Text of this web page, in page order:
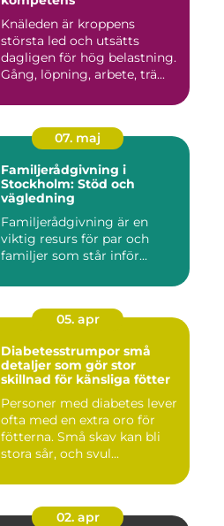
Knäleden är kroppens
största led och utsätts
dagligen för hög belastning.
Gång, löpning, arbete, trä...
07. maj
Familjerådgivning i
Stockholm: Stöd och
vägledning
Familjerådgivning är en
viktig resurs för par och
familjer som står inför...
05. apr
Diabetesstrumpor små
detaljer som gör stor
skillnad för känsliga fötter
Personer med diabetes lever
ofta med en extra oro för
fötterna. Små skav kan bli
stora sår, och svul...
02. apr